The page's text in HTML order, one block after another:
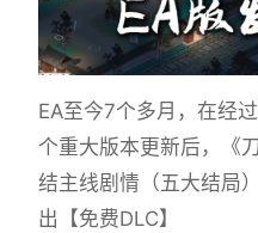
EA至今7个多月，在经
个重大版本更新后，《
结主线剧情（五大结局
出【免费DLC】